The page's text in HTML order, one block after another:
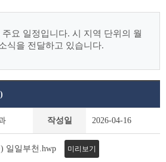
요 일정입니다. 시 지역 단위의 월
식을 전달하고 있습니다.
작성일 2026-04-16
일일부천.hwp 미리보기